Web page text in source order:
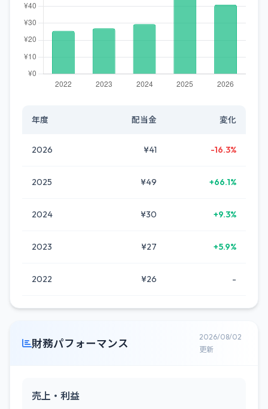
年度 配当金 変化
2026 ¥41 -16.3%
2025 ¥49 +66.1%
2024 ¥30 +9.3%
2023 ¥27 +5.9%
2022 ¥26 -
財務パフォーマンス
2026/08/02
更新
売上・利益